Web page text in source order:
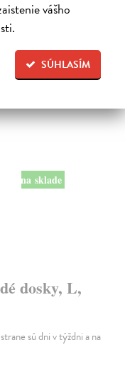
vášho
SÚHLASÍM
na sklade
dosky, L,
sú dni v týždni a na